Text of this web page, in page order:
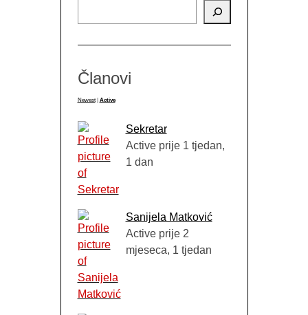
Članovi
Newest Active
Sekretar
Active prije 1 tjedan,
1 dan
Sanijela Matković
Active prije 2
mjeseca, 1 tjedan